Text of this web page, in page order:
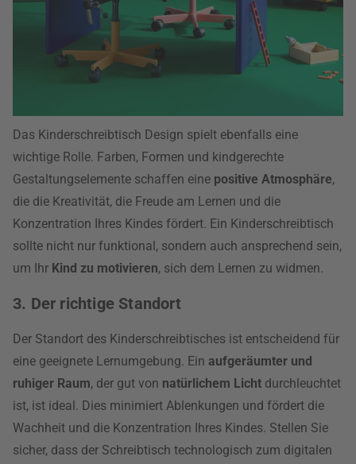
Das Kinderschreibtisch Design spielt ebenfalls eine
wichtige Rolle. Farben, Formen und kindgerechte
Gestaltungselemente schaffen eine positive Atmosphäre,
die die Kreativität, die Freude am Lernen und die
Konzentration Ihres Kindes fördert. Ein Kinderschreibtisch
sollte nicht nur funktional, sondern auch ansprechend sein,
um Ihr Kind zu motivieren, sich dem Lernen zu widmen.
3. Der richtige Standort
Der Standort des Kinderschreibtisches ist entscheidend für
eine geeignete Lernumgebung. Ein aufgeräumter und
ruhiger Raum, der gut von natürlichem Licht durchleuchtet
ist, ist ideal. Dies minimiert Ablenkungen und fördert die
Wachheit und die Konzentration Ihres Kindes. Stellen Sie
sicher, dass der Schreibtisch technologisch zum digitalen